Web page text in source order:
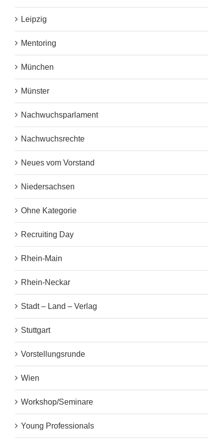
Leipzig
Mentoring
München
Münster
Nachwuchsparlament
Nachwuchsrechte
Neues vom Vorstand
Niedersachsen
Ohne Kategorie
Recruiting Day
Rhein-Main
Rhein-Neckar
Stadt – Land – Verlag
Stuttgart
Vorstellungsrunde
Wien
Workshop/Seminare
Young Professionals